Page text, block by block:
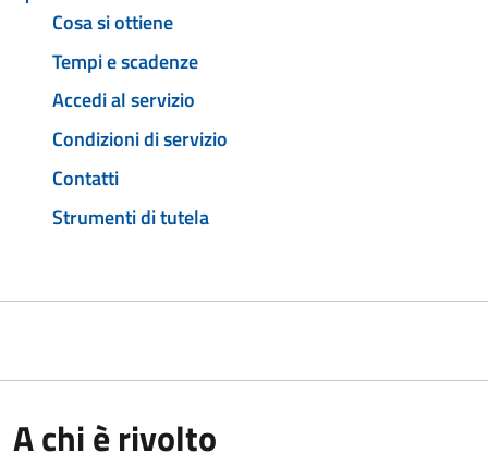
Cosa si ottiene
Tempi e scadenze
Accedi al servizio
Condizioni di servizio
Contatti
Strumenti di tutela
A chi è rivolto